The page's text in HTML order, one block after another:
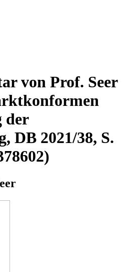
von Prof. Seer
der
DB 2021/38, S.